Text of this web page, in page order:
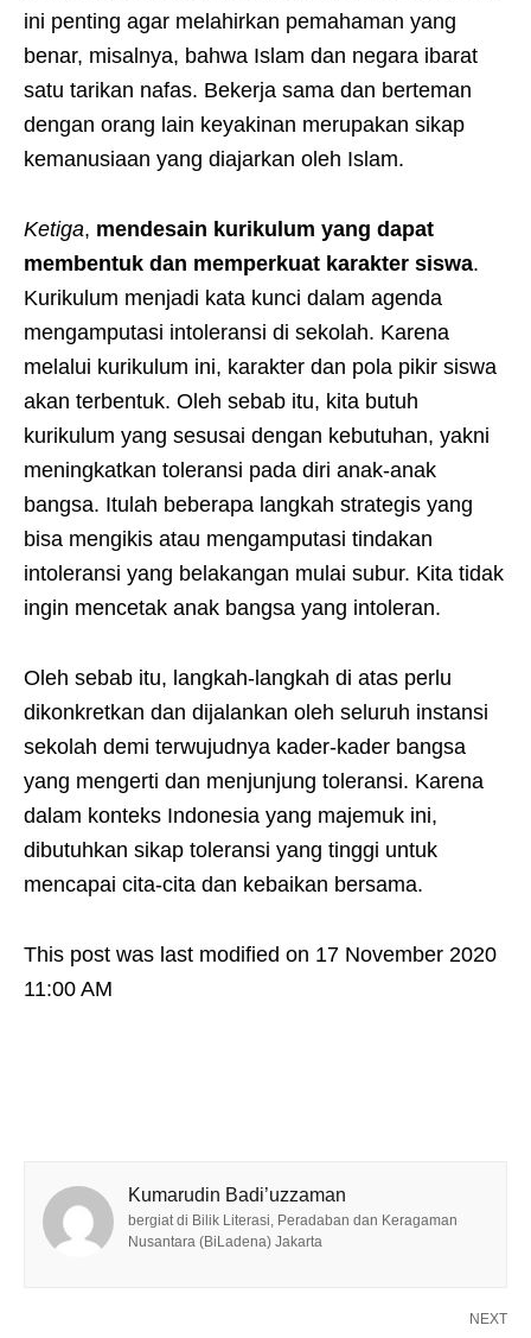
ini penting agar melahirkan pemahaman yang
benar, misalnya, bahwa Islam dan negara ibarat
satu tarikan nafas. Bekerja sama dan berteman
dengan orang lain keyakinan merupakan sikap
kemanusiaan yang diajarkan oleh Islam.
Ketiga, mendesain kurikulum yang dapat
membentuk dan memperkuat karakter siswa.
Kurikulum menjadi kata kunci dalam agenda
mengamputasi intoleransi di sekolah. Karena
melalui kurikulum ini, karakter dan pola pikir siswa
akan terbentuk. Oleh sebab itu, kita butuh
kurikulum yang sesusai dengan kebutuhan, yakni
meningkatkan toleransi pada diri anak-anak
bangsa. Itulah beberapa langkah strategis yang
bisa mengikis atau mengamputasi tindakan
intoleransi yang belakangan mulai subur. Kita tidak
ingin mencetak anak bangsa yang intoleran.
Oleh sebab itu, langkah-langkah di atas perlu
dikonkretkan dan dijalankan oleh seluruh instansi
sekolah demi terwujudnya kader-kader bangsa
yang mengerti dan menjunjung toleransi. Karena
dalam konteks Indonesia yang majemuk ini,
dibutuhkan sikap toleransi yang tinggi untuk
mencapai cita-cita dan kebaikan bersama.
This post was last modified on 17 November 2020
11:00 AM
Kumarudin Badi’uzzaman
bergiat di Bilik Literasi, Peradaban dan Keragaman
Nusantara (BiLadena) Jakarta
NEXT